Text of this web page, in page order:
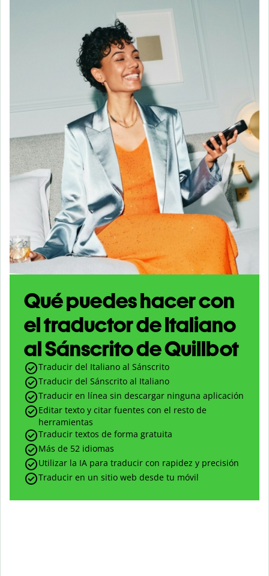
Qué puedes hacer con
el traductor de Italiano
al Sánscrito de Quillbot
Traducir del Italiano al Sánscrito
Traducir del Sánscrito al Italiano
Traducir en línea sin descargar ninguna aplicación
Editar texto y citar fuentes con el resto de
herramientas
Traducir textos de forma gratuita
Más de 52 idiomas
Utilizar la IA para traducir con rapidez y precisión
Traducir en un sitio web desde tu móvil